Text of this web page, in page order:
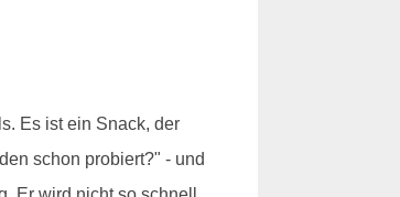
Es ist ein Snack, der
schon probiert?" - und